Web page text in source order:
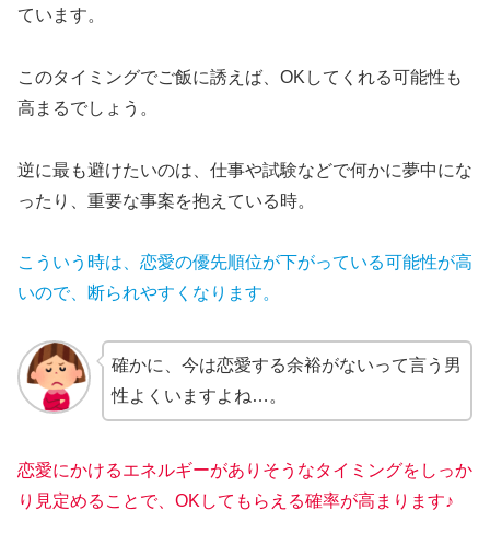
ています。
このタイミングでご飯に誘えば、OKしてくれる可能性も
高まるでしょう。
逆に最も避けたいのは、仕事や試験などで何かに夢中にな
ったり、重要な事案を抱えている時。
こういう時は、恋愛の優先順位が下がっている可能性が高
いので、断られやすくなります。
確かに、今は恋愛する余裕がないって言う男
性よくいますよね…。
恋愛にかけるエネルギーがありそうなタイミングをしっか
り見定めることで、OKしてもらえる確率が高まります♪